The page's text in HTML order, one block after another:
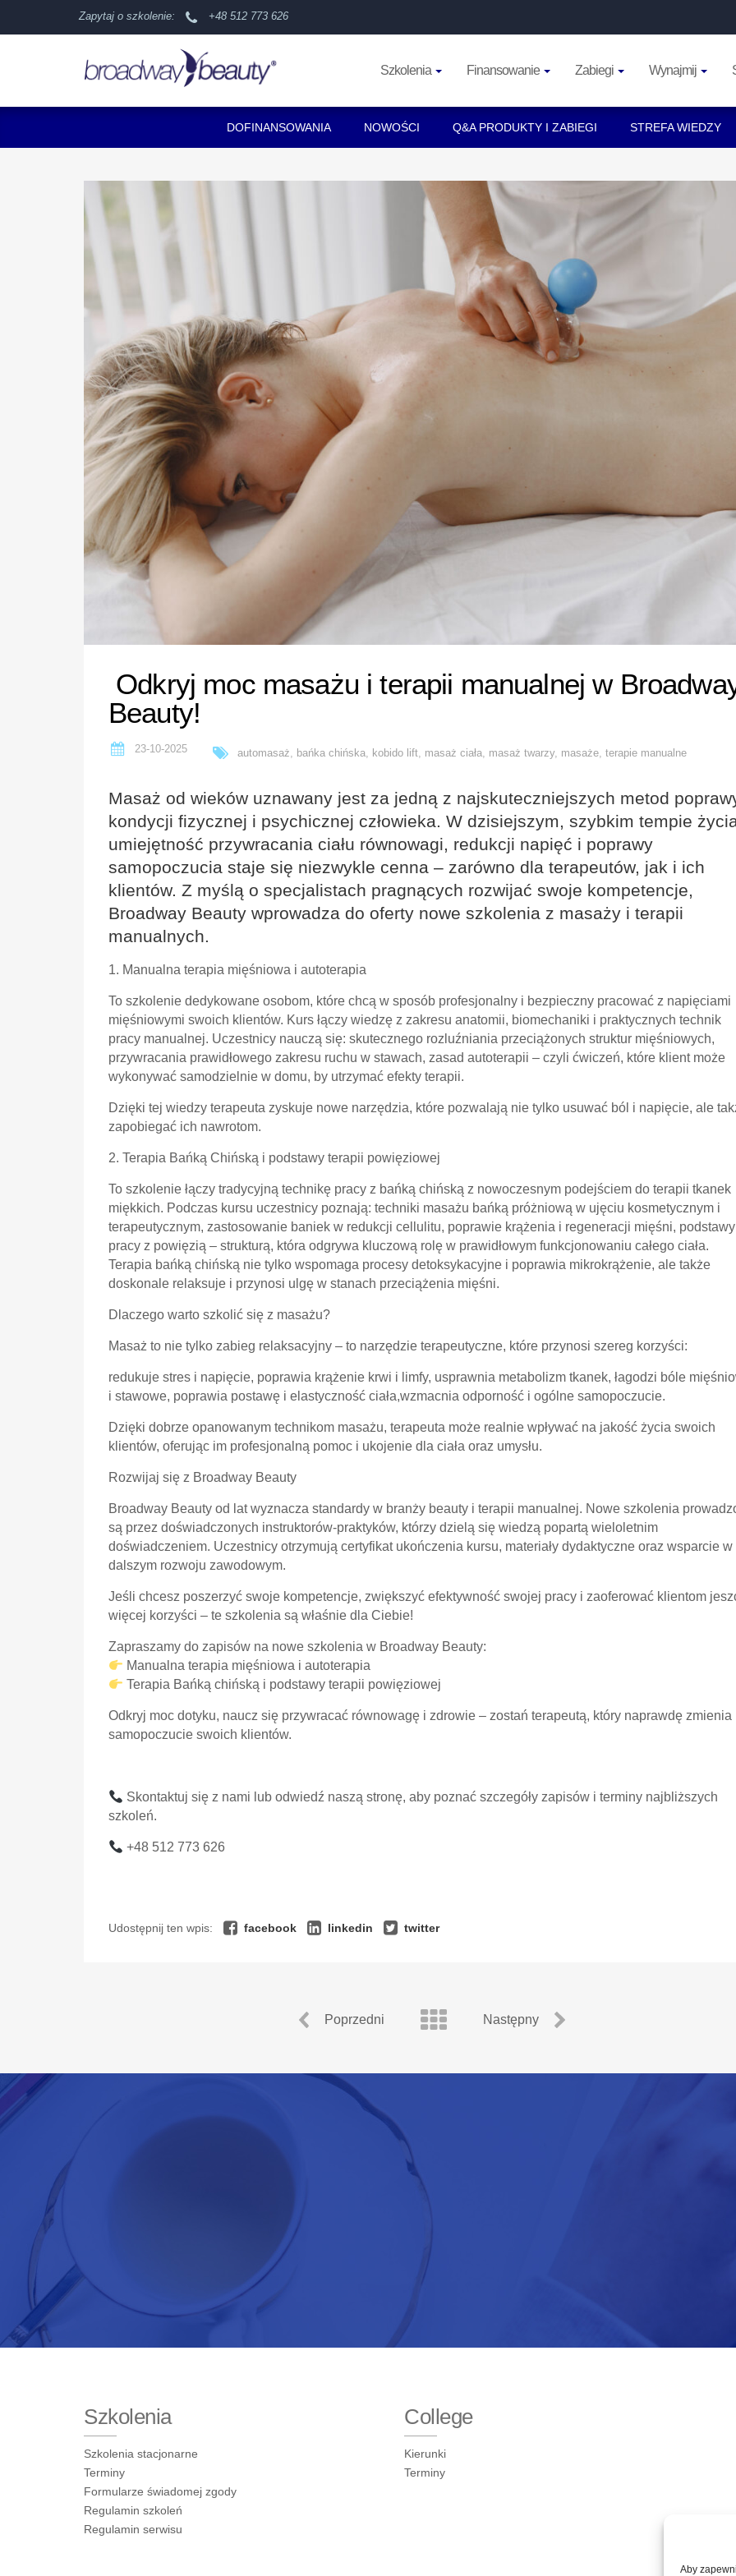
Aby
Zapytaj o szkolenie: +48 512 773 626
Szkolenia Finansowanie Zabiegi Wynajmij
DOFINANSOWANIA NOWOŚCI Q&A PRODUKTY I ZABIEGI STREFA WIEDZY
Odkryj moc masażu i terapii manualnej w
Beauty!
23-10-2025 automasaż, bańka chińska, kobido lift, masaż ciała, masaż twarzy, masaże, terapie manualne
Masaż od wieków uznawany jest za jedną z najskuteczniejszych metod
kondycji fizycznej i psychicznej człowieka. W dzisiejszym, szybkim tempie
umiejętność przywracania ciału równowagi, redukcji napięć i poprawy
samopoczucia staje się niezwykle cenna – zarówno dla terapeutów, jak i ich
klientów. Z myślą o specjalistach pragnących rozwijać swoje kompetencje,
Broadway Beauty wprowadza do oferty nowe szkolenia z masaży i terapii
manualnych.
1. Manualna terapia mięśniowa i autoterapia
To szkolenie dedykowane osobom, które chcą w sposób profesjonalny i bezpieczny pracować z napięciami
mięśniowymi swoich klientów. Kurs łączy wiedzę z zakresu anatomii, biomechaniki i praktycznych technik
pracy manualnej. Uczestnicy nauczą się: skutecznego rozluźniania przeciążonych struktur mięśniowych,
przywracania prawidłowego zakresu ruchu w stawach, zasad autoterapii – czyli ćwiczeń, które klient może
wykonywać samodzielnie w domu, by utrzymać efekty terapii.
Dzięki tej wiedzy terapeuta zyskuje nowe narzędzia, które pozwalają nie tylko usuwać ból i napięcie, ale
zapobiegać ich nawrotom.
2. Terapia Bańką Chińską i podstawy terapii powięziowej
To szkolenie łączy tradycyjną technikę pracy z bańką chińską z nowoczesnym podejściem do terapii tkanek
miękkich. Podczas kursu uczestnicy poznają: techniki masażu bańką próżniową w ujęciu kosmetycznym i
terapeutycznym, zastosowanie baniek w redukcji cellulitu, poprawie krążenia i regeneracji mięśni, podstawy
pracy z powięzią – strukturą, która odgrywa kluczową rolę w prawidłowym funkcjonowaniu całego ciała.
Terapia bańką chińską nie tylko wspomaga procesy detoksykacyjne i poprawia mikrokrążenie, ale także
doskonale relaksuje i przynosi ulgę w stanach przeciążenia mięśni.
Dlaczego warto szkolić się z masażu?
Masaż to nie tylko zabieg relaksacyjny – to narzędzie terapeutyczne, które przynosi szereg korzyści:
redukuje stres i napięcie, poprawia krążenie krwi i limfy, usprawnia metabolizm tkanek, łagodzi bóle
i stawowe, poprawia postawę i elastyczność ciała,wzmacnia odporność i ogólne samopoczucie.
Dzięki dobrze opanowanym technikom masażu, terapeuta może realnie wpływać na jakość życia swoich
klientów, oferując im profesjonalną pomoc i ukojenie dla ciała oraz umysłu.
Rozwijaj się z Broadway Beauty
Broadway Beauty od lat wyznacza standardy w branży beauty i terapii manualnej. Nowe szkolenia
są przez doświadczonych instruktorów-praktyków, którzy dzielą się wiedzą popartą wieloletnim
doświadczeniem. Uczestnicy otrzymują certyfikat ukończenia kursu, materiały dydaktyczne oraz wsparcie w
dalszym rozwoju zawodowym.
Jeśli chcesz poszerzyć swoje kompetencje, zwiększyć efektywność swojej pracy i zaoferować klientom
więcej korzyści – te szkolenia są właśnie dla Ciebie!
Zapraszamy do zapisów na nowe szkolenia w Broadway Beauty:
Manualna terapia mięśniowa i autoterapia
Terapia Bańką chińską i podstawy terapii powięziowej
Odkryj moc dotyku, naucz się przywracać równowagę i zdrowie – zostań terapeutą, który naprawdę zmienia
samopoczucie swoich klientów.
Skontaktuj się z nami lub odwiedź naszą stronę, aby poznać szczegóły zapisów i terminy najbliższych
szkoleń.
+48 512 773 626
Udostępnij ten wpis: facebook linkedin twitter
Poprzedni Następny
Szkolenia
Szkolenia stacjonarne
Terminy
Formularze świadomej zgody
Regulamin szkoleń
Regulamin serwisu
College
Kierunki
Terminy